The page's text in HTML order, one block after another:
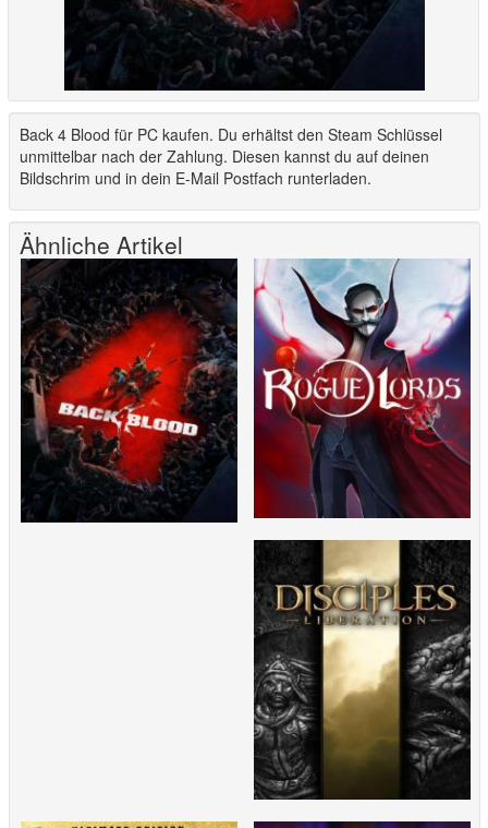
Back 4 Blood für PC kaufen. Du erhältst den Steam Schlüssel
unmittelbar nach der Zahlung. Diesen kannst du auf deinen
Bildschrim und in dein E-Mail Postfach runterladen.
Ähnliche Artikel